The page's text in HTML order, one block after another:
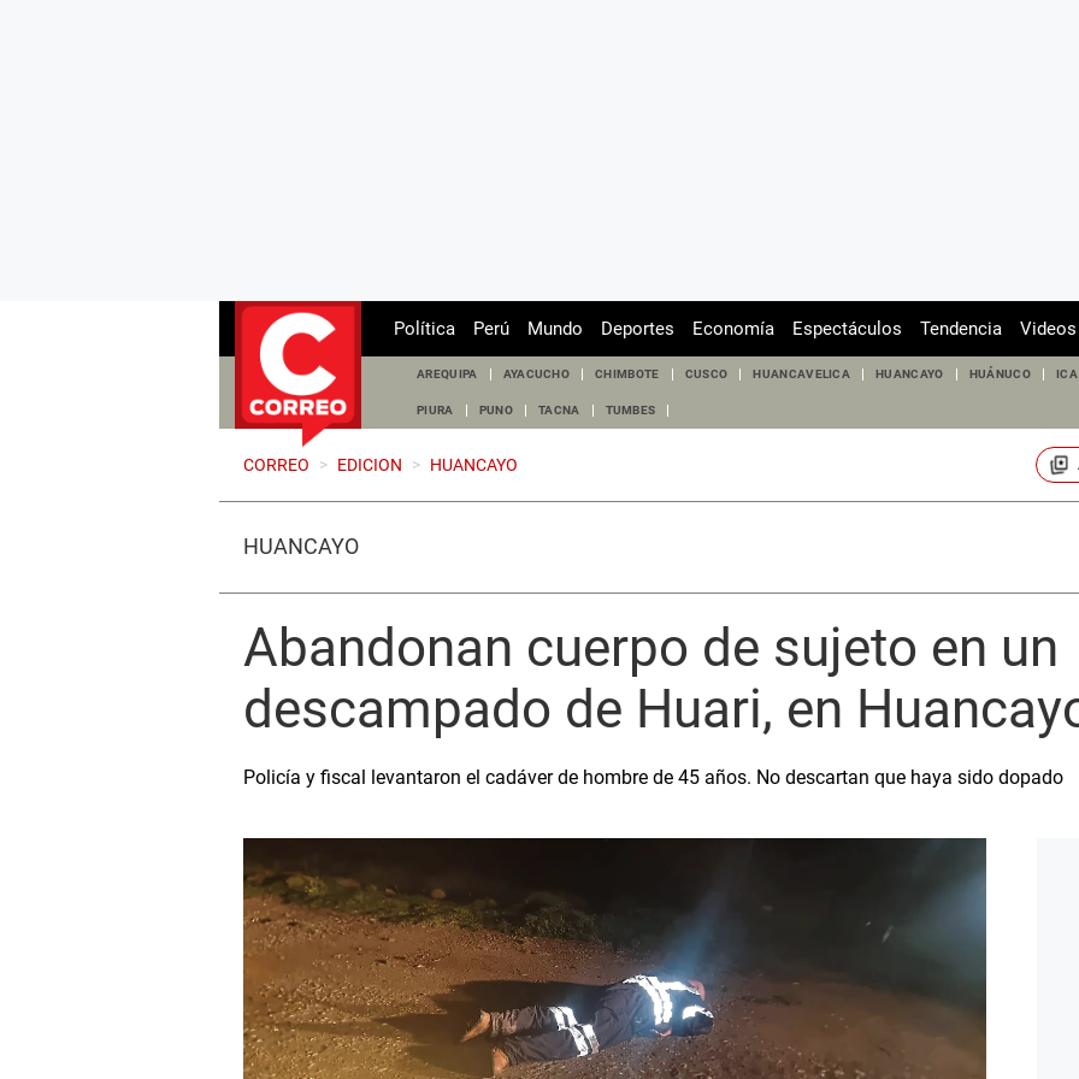
Política Perú Mundo Deportes Economía Espectáculos Tendencia Videos
AREQUIPA AYACUCHO CHIMBOTE CUSCO HUANCAVELICA HUANCAYO HUÁNUCO ICA
PIURA PUNO TACNA TUMBES
CORREO > EDICION > HUANCAYO
HUANCAYO
Abandonan cuerpo de sujeto en un
descampado de Huari, en
Policía y fiscal levantaron el cadáver de hombre de 45 años. No descartan que haya sido dopado